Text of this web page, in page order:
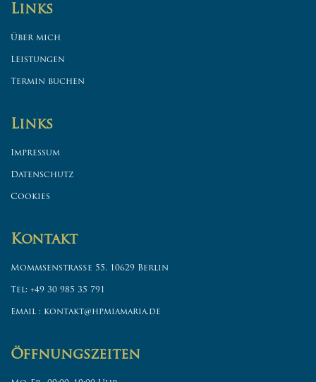
Links
Über mich
Leistungen
Termin buchen
Links
Impressum
Datenschutz
Cookies
Kontakt
Mommsenstraße 55, 10629 Berlin
Tel: +49 30 985 35 791
Email : kontakt@hpmiamaria.de
Öffnungszeiten